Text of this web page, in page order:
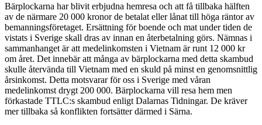
Bärplockarna har blivit erbjudna hemresa och att få tillbaka hälften
av de närmare 20 000 kronor de betalat eller lånat till höga räntor av
bemanningsföretaget. Ersättning för boende och mat under tiden de
vistats i Sverige skall dras av innan en återbetalning görs. Nämnas i
sammanhanget är att medelinkomsten i Vietnam är runt 12 000 kr
om året. Det innebär att många av bärplockarna med detta skambud
skulle återvända till Vietnam med en skuld på minst en genomsnittlig
årsinkomst. Detta motsvarar för oss i Sverige med våran
medelinkomst drygt 200 000. Bärplockarna vill resa hem men
förkastade TTLC:s skambud enligt Dalarnas Tidningar. De kräver
mer tillbaka så konflikten fortsätter därmed i Särna.